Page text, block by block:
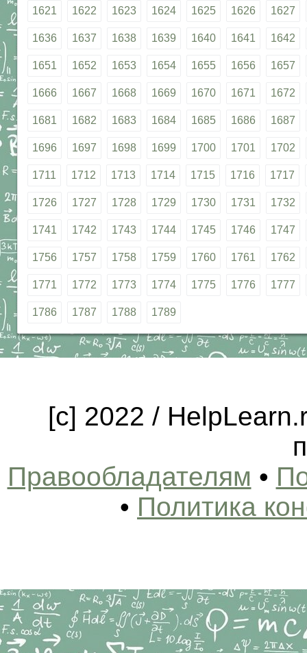
1621 1622 1623 1624 1625 1626 1627
1636 1637 1638 1639 1640 1641 1642
1651 1652 1653 1654 1655 1656 1657
1666 1667 1668 1669 1670 1671 1672
1681 1682 1683 1684 1685 1686 1687
1696 1697 1698 1699 1700 1701 1702
1711 1712 1713 1714 1715 1716 1717
1726 1727 1728 1729 1730 1731 1732
1741 1742 1743 1744 1745 1746 1747
1756 1757 1758 1759 1760 1761 1762
1771 1772 1773 1774 1775 1776 1777
1786 1787 1788 1789
[c] 2022 /
Правообладателям •
• Политика